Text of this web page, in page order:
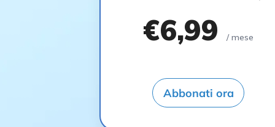
€6,99/ mese
Abbonati ora